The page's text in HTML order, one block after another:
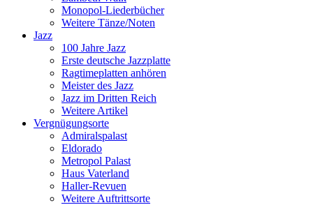
Monopol-Liederbücher
Weitere Tänze/Noten
Jazz
100 Jahre Jazz
Erste deutsche Jazzplatte
Ragtimeplatten anhören
Meister des Jazz
Jazz im Dritten Reich
Weitere Artikel
Vergnügungsorte
Admiralspalast
Eldorado
Metropol Palast
Haus Vaterland
Haller-Revuen
Weitere Auftrittsorte